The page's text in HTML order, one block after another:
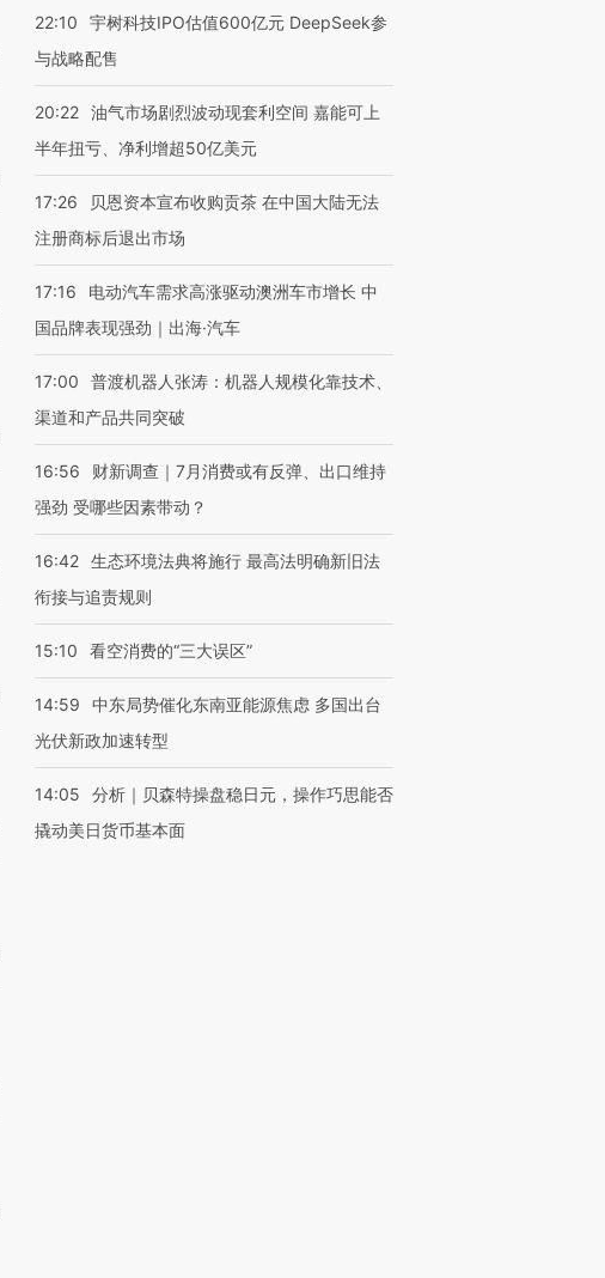
22:10
宇树科技IPO估值600亿元 DeepSeek参
与战略配售
20:22 油气市场剧烈波动现套利空间 嘉能可上
半年扭亏、净利增超50亿美元
17:26
贝恩资本宣布收购贡茶 在中国大陆无法
注册商标后退出市场
17:16
电动汽车需求高涨驱动澳洲车市增长 中
国品牌表现强劲｜出海·汽车
17:00
普渡机器人张涛：机器人规模化靠技术、
渠道和产品共同突破
16:56
财新调查｜7月消费或有反弹、出口维持
强劲 受哪些因素带动？
16:42 生态环境法典将施行 最高法明确新旧法
衔接与追责规则
15:10 看空消费的“三大误区”
14:59
中东局势催化东南亚能源焦虑 多国出台
光伏新政加速转型
14:05
分析｜贝森特操盘稳日元，操作巧思能否
撬动美日货币基本面